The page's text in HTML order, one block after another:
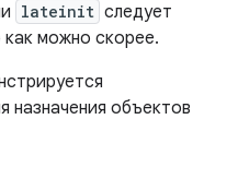
lateinit следует
как можно скорее.
назначения объектов